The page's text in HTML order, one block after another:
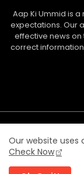
Aap Ki Ummid is
expectations. Our
effective news
correct
Our website uses
Check Now